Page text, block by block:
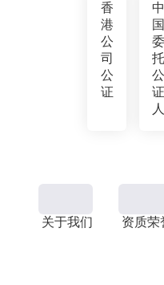
香
港
公
司
公
证
中
国
委
托
公
证
人
关于我们 资质荣